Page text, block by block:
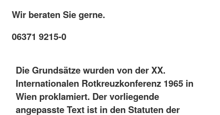
Wir beraten Sie gerne.
06371 9215-0
Die Grundsätze wurden von der XX.
Internationalen Rotkreuzkonferenz 1965 in
Wien proklamiert. Der vorliegende
angepasste Text ist in den Statuten der